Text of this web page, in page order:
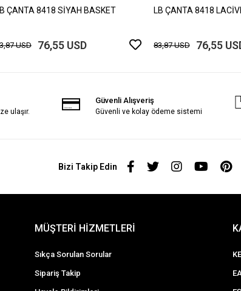
ÇANTA 8418 SİYAH BASKET
USD 76,55 USD
LB ÇANTA 8418
83,87 USD 76,55
ulaşır.
Güvenli Alışveriş
Güvenli ve kolay ödeme sistemi
Bizi Takip Edin
MÜŞTERİ HİZMETLERİ
Sıkça Sorulan Sorular
Sipariş Takip